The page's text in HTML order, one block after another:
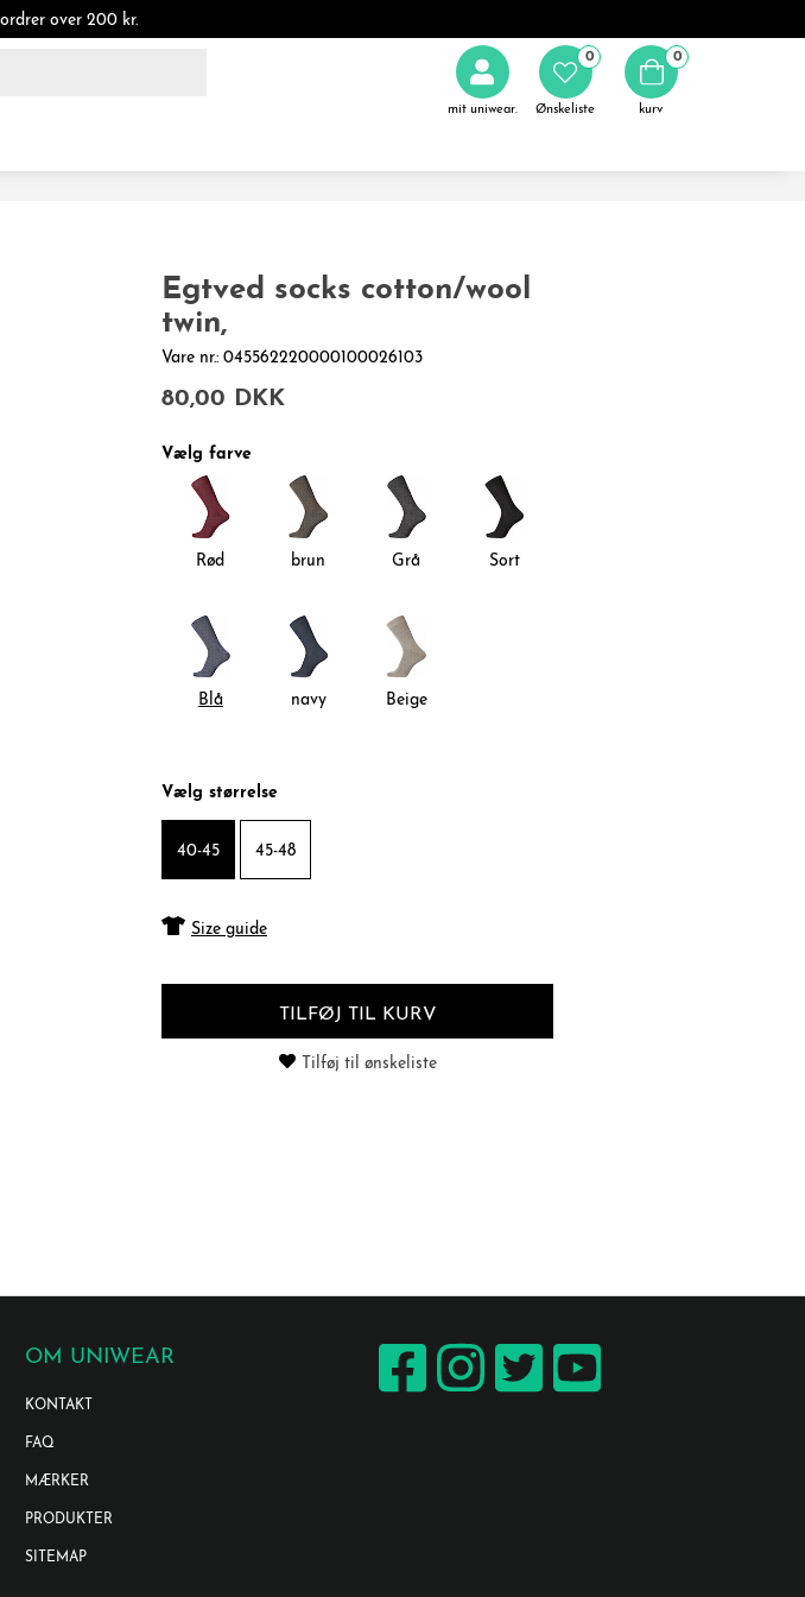
over 200 kr.
mit uniwear. Ønskeliste
0 0
kurv
Egtved socks cotton/wool
twin,
Vare nr.: 045562220000100026103
80,00 DKK
Vælg farve
Rød brun Grå Sort
Blå navy Beige
Vælg størrelse
40-45 45-48
Size guide
TILFØJ TIL KURV
Tilføj til ønskeliste
OM UNIWEAR
KONTAKT
FAQ
MÆRKER
PRODUKTER
SITEMAP